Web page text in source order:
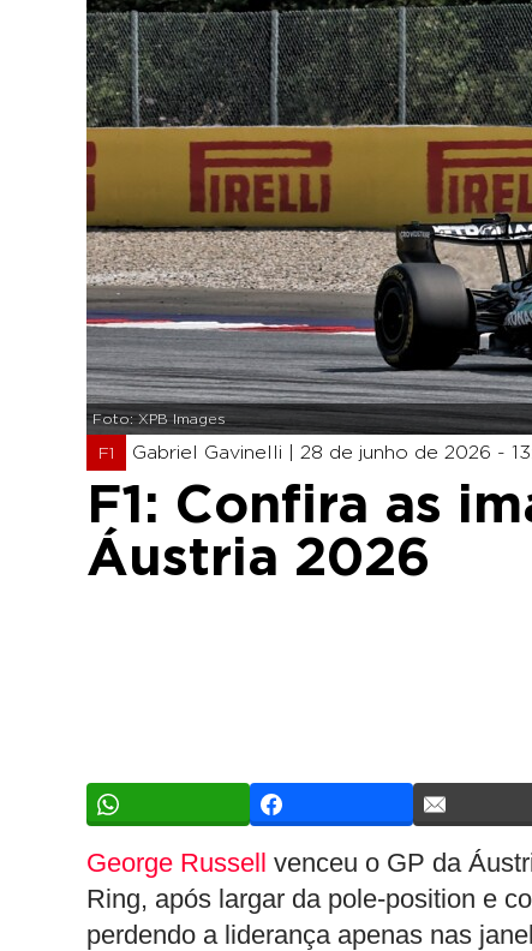
Foto: XPB Images
F1 Gabriel Gavinelli | 28 de junho de 2026 -
F1: Confira as
Áustria 2026
George Russell venceu o GP da
Ring, após largar da pole-position e
perdendo a liderança apenas nas